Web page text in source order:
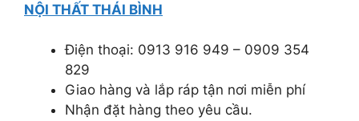
NỘI THẤT THÁI BÌNH
Điện thoại: 0913 916 949 – 0909 354
829
Giao hàng và lắp ráp tận nơi miễn phí
Nhận đặt hàng theo yêu cầu.